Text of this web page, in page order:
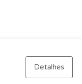
Detalhes